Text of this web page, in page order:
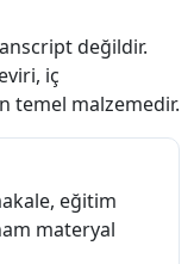
değildir.
iç
temel malzemedir.
eğitim
materyal